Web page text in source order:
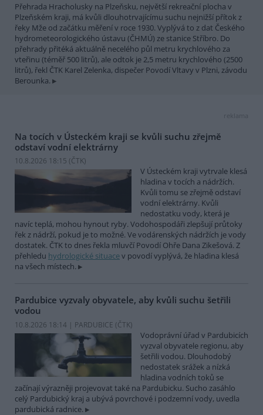
Přehrada Hracholusky na Plzeňsku, největší rekreační plocha v
Plzeňském kraji, má kvůli dlouhotrvajícímu suchu nejnižší přítok z
řeky Mže od začátku měření v roce 1930. Vyplývá to z dat Českého
hydrometeorologického ústavu (ČHMÚ) ze stanice Stříbro. Do
přehrady přitéká aktuálně necelého půl metru krychlového za
vteřinu (téměř 500 litrů), ale odtok je 2,5 metru krychlového (2500
litrů), řekl ČTK Karel Zelenka, dispečer Povodí Vltavy v Plzni, závodu
Berounka.
reklama
Na tocích v Ústeckém kraji se kvůli suchu zřejmě
odstaví vodní elektrárny
10.8.2026 18:15 (ČTK)
V Ústeckém kraji vytrvale klesá
hladina v tocích a nádržích.
Kvůli tomu se zřejmě odstaví
vodní elektrárny. Kvůli
nedostatku vody, která je
navíc teplá, mohou hynout ryby. Vodohospodáři zlepšují průtoky
řek z nádrží, pokud je to možné. Ve vodárenských nádržích je vody
dostatek. ČTK to dnes řekla mluvčí Povodí Ohře Dana Zikešová. Z
přehledu hydrologické situacev povodí vyplývá, že hladina klesá
na všech místech.
Pardubice vyzvaly obyvatele, aby kvůli suchu šetřili
vodou
10.8.2026 18:14 | PARDUBICE (ČTK)
Vodoprávní úřad v Pardubicích
vyzval obyvatele regionu, aby
šetřili vodou. Dlouhodobý
nedostatek srážek a nízká
hladina vodních toků se
začínají výrazněji projevovat také na Pardubicku. Sucho zasáhlo
celý Pardubický kraj a ubývá povrchové i podzemní vody, uvedla
pardubická radnice.